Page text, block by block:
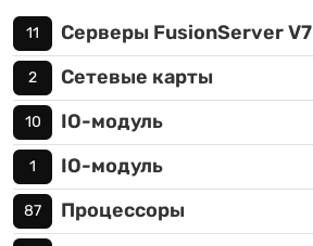
11 Серверы FusionServer V7
2 Сетевые карты
10 IO-модуль
1 IO-модуль
87 Процессоры